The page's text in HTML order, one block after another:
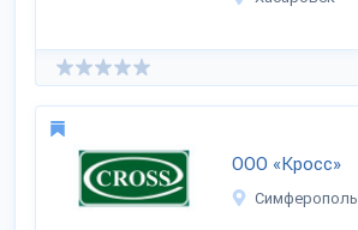
ООО «Кросс»
Симферополь